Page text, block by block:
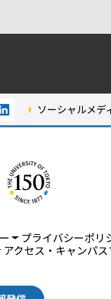
ソーシャルメデ
プライバシーポリ
アクセス・キャンパ